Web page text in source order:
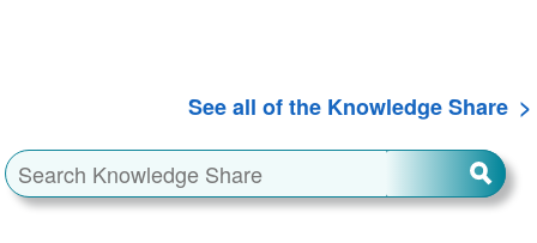
See all of the Knowledge Share